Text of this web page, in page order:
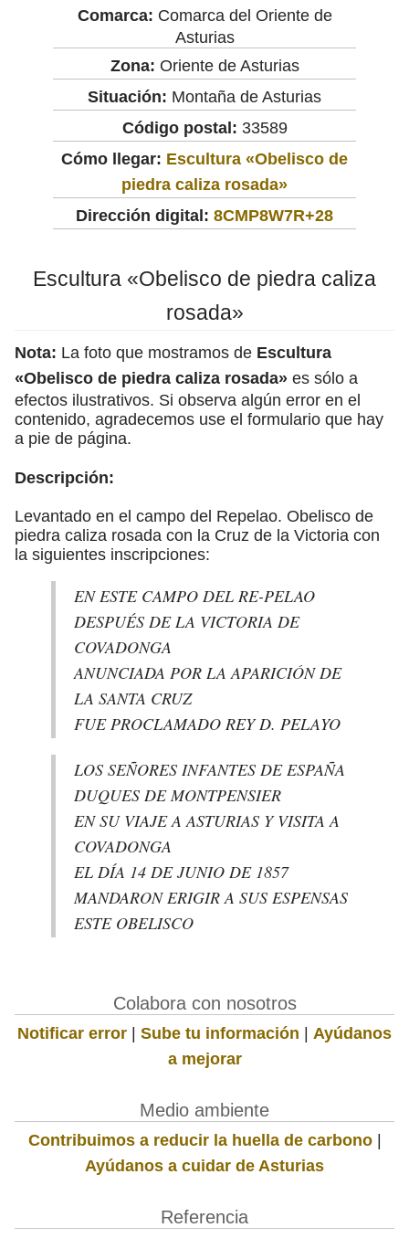
Comarca: Comarca del Oriente de
Asturias
Zona: Oriente de Asturias
Situación: Montaña de Asturias
Código postal: 33589
Cómo llegar: Escultura «Obelisco de
piedra caliza rosada»
Dirección digital: 8CMP8W7R+28
Escultura «Obelisco de piedra caliza
rosada»
Nota: La foto que mostramos de Escultura
«Obelisco de piedra caliza rosada» es sólo a
efectos ilustrativos. Si observa algún error en el
contenido, agradecemos use el formulario que hay
a pie de página.
Descripción:
Levantado en el campo del Repelao. Obelisco de
piedra caliza rosada con la Cruz de la Victoria con
la siguientes inscripciones:
EN ESTE CAMPO DEL RE-PELAO
DESPUÉS DE LA VICTORIA DE
COVADONGA
ANUNCIADA POR LA APARICIÓN DE
LA SANTA CRUZ
FUE PROCLAMADO REY D. PELAYO
LOS SEÑORES INFANTES DE ESPAÑA
DUQUES DE MONTPENSIER
EN SU VIAJE A ASTURIAS Y VISITA A
COVADONGA
EL DÍA 14 DE JUNIO DE 1857
MANDARON ERIGIR A SUS ESPENSAS
ESTE OBELISCO
Colabora con nosotros
Notificar error | Sube tu información | Ayúdanos
a mejorar
Medio ambiente
Contribuimos a reducir la huella de carbono|
Ayúdanos a cuidar de Asturias
Referencia